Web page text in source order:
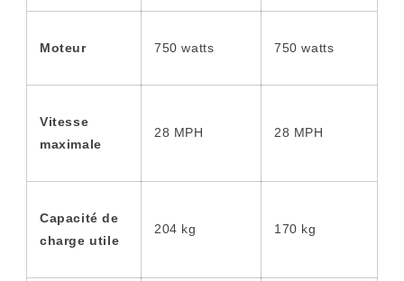
Moteur 750 watts 750 watts
Vitesse
maximale
28 MPH 28 MPH
Capacité de
charge utile
204 kg 170 kg